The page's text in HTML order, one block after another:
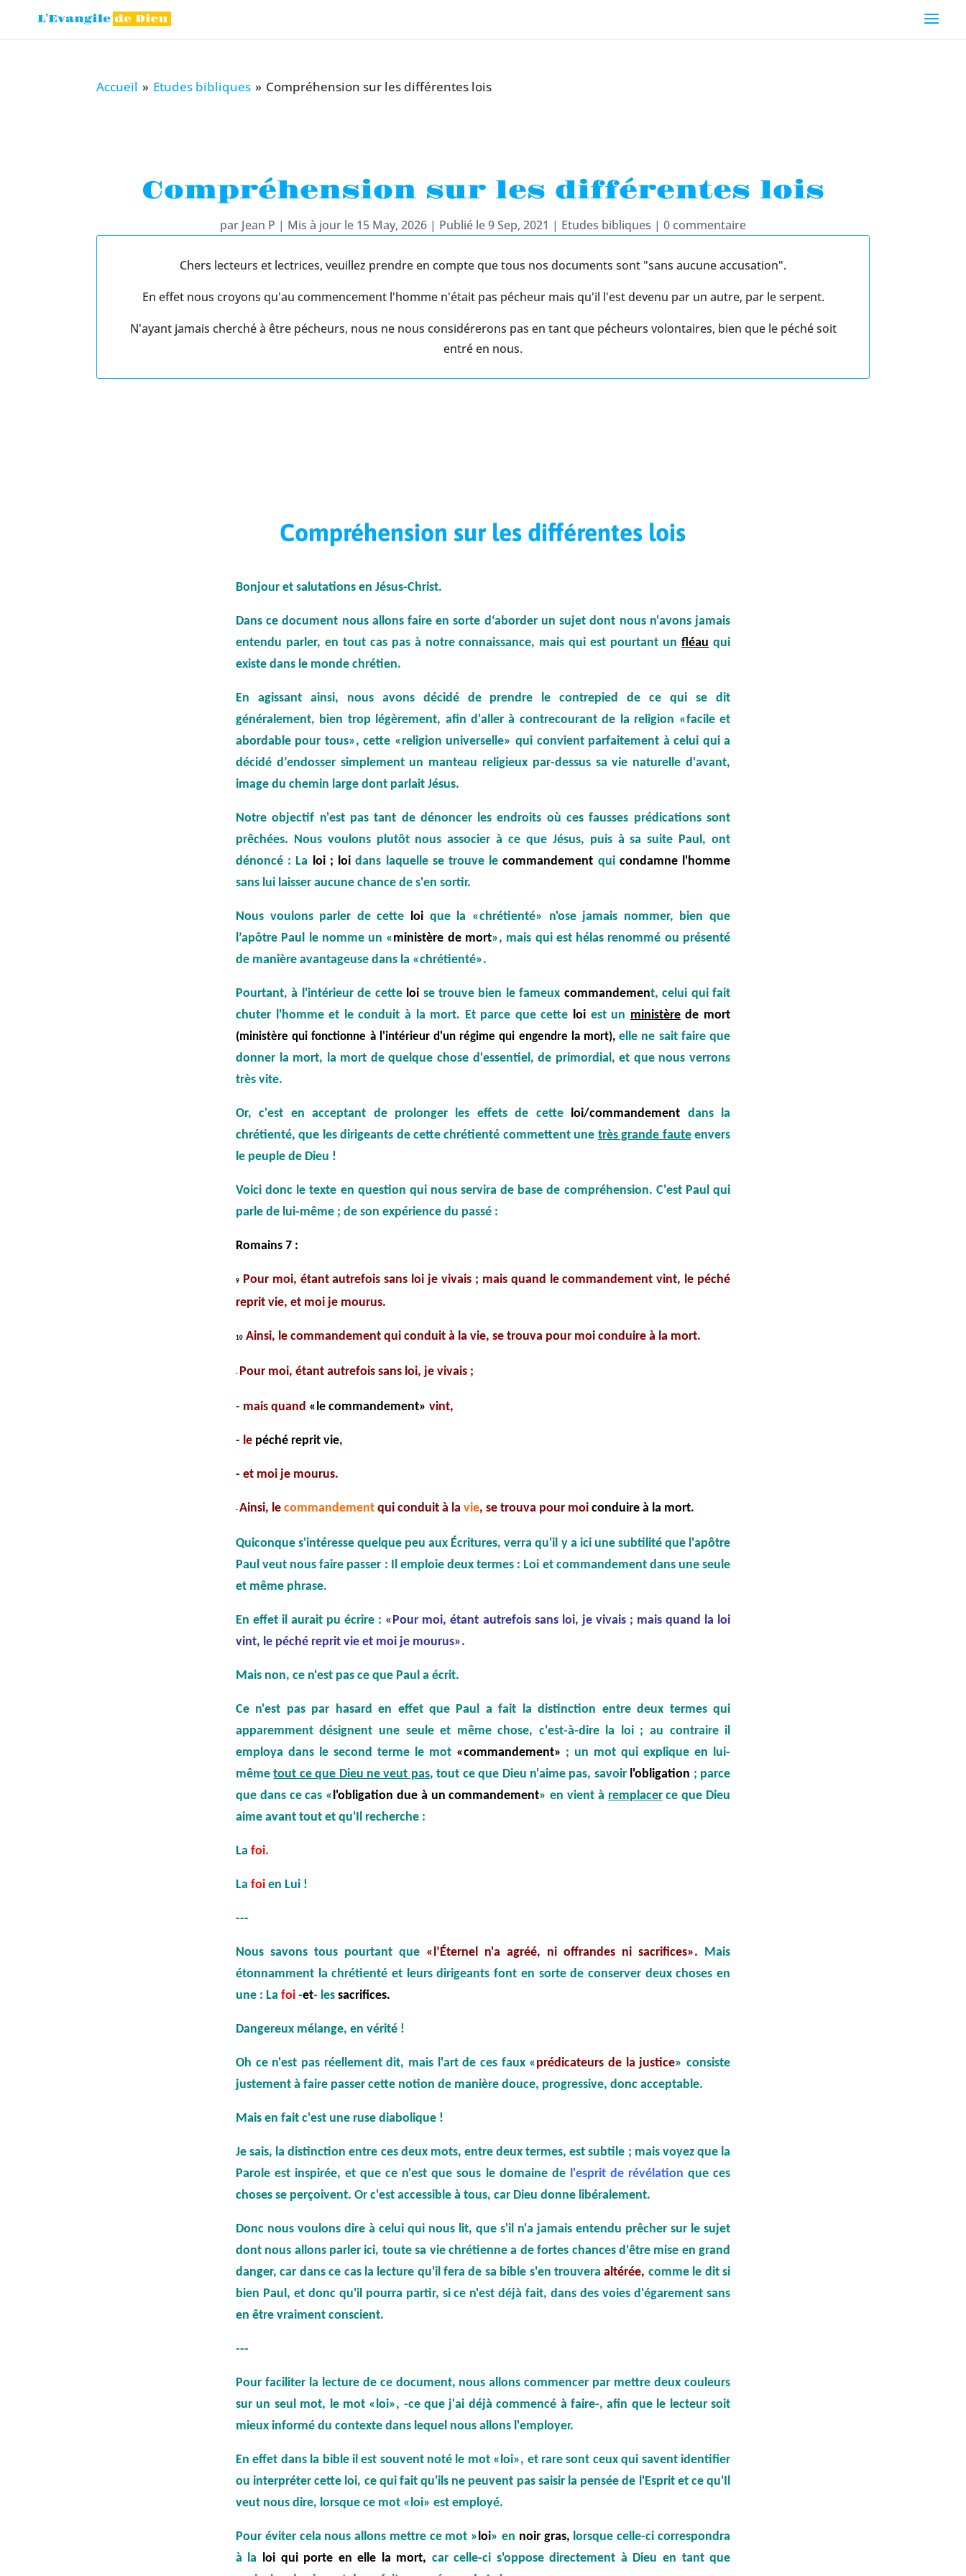
Accueil » Etudes bibliques » Compréhension sur les différentes lois
Compréhension sur les différentes lois
par Jean P | Mis à jour le 15 May, 2026 | Publié le 9 Sep, 2021 | Etudes bibliques | 0 commentaire
Chers lecteurs et lectrices, veuillez prendre en compte que tous nos documents sont "sans aucune accusation".
En effet nous croyons qu'au commencement l'homme n'était pas pécheur mais qu'il l'est devenu par un autre, par le serpent.
N'ayant jamais cherché à être pécheurs, nous ne nous considérerons pas en tant que pécheurs volontaires, bien que le péché soit
entré en nous.
Compréhension sur les différentes lois
Bonjour et salutations en Jésus-Christ.
Dans ce document nous allons faire en sorte d‘aborder un sujet dont nous n'avons jamais
entendu parler, en tout cas pas à notre connaissance, mais qui est pourtant unfléau qui
existe dans le monde chrétien.
En agissant ainsi, nous avons décidé de prendre le contrepied de ce qui se dit
généralement, bien trop légèrement, afin d'aller à contrecourant de la religion «facile et
abordable pour tous», cette «religion universelle» qui convient parfaitement à celui qui a
décidé d’endosser simplement un manteau religieux par-dessus sa vie naturelle d'avant,
image du chemin large dont parlait Jésus.
Notre objectif n'est pas tant de dénoncer les endroits où ces fausses prédications sont
prêchées. Nous voulons plutôt nous associer à ce que Jésus, puis à sa suite Paul, ont
dénoncé : La
loi ; loi dans laquelle se trouve lecommandement qui condamne l'homme
sans lui laisser aucune chance de s'en sortir.
Nous voulons parler de cette loi que la «chrétienté» n'ose jamais nommer, bien que
l’apôtre Paul le nomme un «ministère de mort», mais qui est hélas renommé ou présenté
de manière avantageuse dans la «chrétienté».
Pourtant, à l'intérieur de cette loi se trouve bien le fameux commandement, celui qui fait
chuter l'homme et le conduit à la mort. Et parce que cette loi est un ministèrede mort
(ministère qui fonctionne à l'intérieur d'un régime qui engendre la mort), elle ne sait faire que
donner la mort, la mort de quelque chose d'essentiel, de primordial, et que nous verrons
très vite.
Or, c'est en acceptant de prolonger les effets de cette loi/commandement dans la
chrétienté, que les dirigeants de cette chrétienté commettent une très grande fauteenvers
le peuple de Dieu !
Voici donc le texte en question qui nous servira de base de compréhension. C'est Paul qui
parle de lui-même ; de son expérience du passé :
Romains 7 :
9
Pour moi, étant autrefois sans loi je vivais ; mais quand le commandement vint, le péché
reprit vie, et moi je mourus.
10 Ainsi, le commandement qui conduit à la vie, se trouva pour moi conduire à la mort.
- Pour moi, étant autrefois sans loi, je vivais ;
- mais quand «le commandement» vint,
- le péché reprit vie,
- et moi je mourus.
- Ainsi, le commandement qui conduit à la vie, se trouva pour moi conduire à la mort.
Quiconque s'intéresse quelque peu aux Écritures, verra qu'il y a ici une subtilité que l'apôtre
Paul veut nous faire passer : Il emploie deux termes : Loi et commandement dans une seule
et même phrase.
En effet il aurait pu écrire : «Pour moi, étant autrefois sans loi, je vivais ; mais quand la loi
vint, le péché reprit vie et moi je mourus».
Mais non, ce n'est pas ce que Paul a écrit.
Ce n'est pas par hasard en effet que Paul a fait la distinction entre deux termes qui
apparemment désignent une seule et même chose, c'est-à-dire la loi ; au contraire il
employa dans le second terme le mot «commandement» ; un mot qui explique en lui-
mêmetout ce que Dieu ne veut pas, tout ce que Dieu n'aime pas, savoir l'obligation ; parce
que dans ce cas « l'obligation due à un commandement» en vient à remplacerce que Dieu
aime avant tout et qu'Il recherche :
La foi.
La foien Lui !
---
Nous savons tous pourtant que «l’Éternel n'a agréé, ni offrandes ni sacrifices». Mais
étonnamment la chrétienté et leurs dirigeants font en sorte de conserver deux choses en
une : La foi-et- les sacrifices.
Dangereux mélange, en vérité !
Oh ce n'est pas réellement dit, mais l'art de ces faux «prédicateurs de la justice» consiste
justement à faire passer cette notion de manière douce, progressive, donc acceptable.
Mais en fait c'est une ruse diabolique !
Je sais, la distinction entre ces deux mots, entre deux termes, est subtile ; mais voyez que la
Parole est inspirée, et que ce n'est que sous le domaine de l'esprit de révélation que ces
choses se perçoivent. Or c'est accessible à tous, car Dieu donne libéralement.
Donc nous voulons dire à celui qui nous lit, que s'il n'a jamais entendu prêcher sur le sujet
dont nous allons parler ici, toute sa vie chrétienne a de fortes chances d'être mise en grand
danger, car dans ce cas la lecture qu'il fera de sa bible s'en trouveraaltérée, comme le dit si
bien Paul, et donc qu'il pourra partir, si ce n'est déjà fait, dans des voies d'égarement sans
en être vraiment conscient.
---
Pour faciliter la lecture de ce document, nous allons commencer par mettre deux couleurs
sur un seul mot, le mot «loi», -ce que j'ai déjà commencé à faire-, afin que le lecteur soit
mieux informé du contexte dans lequel nous allons l'employer.
En effet dans la bible il est souvent noté le mot «loi», et rare sont ceux qui savent identifier
ou interpréter cette loi, ce qui fait qu'ils ne peuvent pas saisir la pensée de l'Esprit et ce qu'Il
veut nous dire, lorsque ce mot «loi» est employé.
Pour éviter cela nous allons mettre ce mot » loi» en noir gras, lorsque celle-ci correspondra
à la
loi qui porte en elle la mort, car celle-ci s'oppose directement à Dieu en tant que